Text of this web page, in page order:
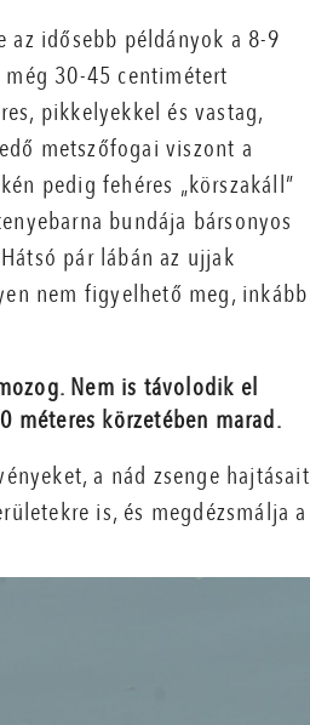
az idősebb példányok a 8-9
30-45 centimétert
pikkelyekkel és vastag,
metszőfogai viszont a
pedig fehéres „körszakáll”
bundája bársonyos
pár lábán az ujjak
nem figyelhető meg, inkább
Nem is távolodik el
méteres körzetében marad.
a nád zsenge hajtásait
is, és megdézsmálja a